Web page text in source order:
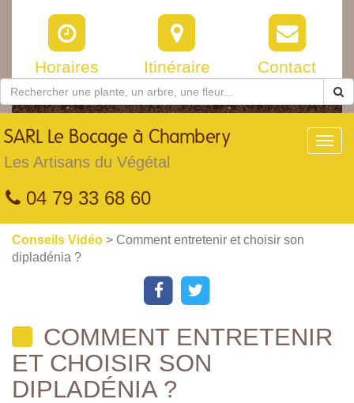
Horaires Itinéraire Contact
SARL Le Bocage à Chambery
Les Artisans du Végétal
04 79 33 68 60
Conseils Vidéo > Comment entretenir et choisir son
dipladénia ?
COMMENT ENTRETENIR
ET CHOISIR SON
DIPLADÉNIA ?